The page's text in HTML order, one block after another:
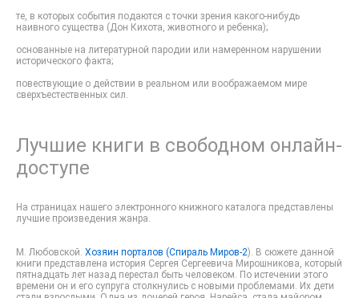
те, в которых события подаются с точки зрения какого-нибудь
наивного существа (Дон Кихота, животного и ребенка);
основанные на литературной пародии или намеренном нарушении
исторического факта;
повествующие о действии в реальном или воображаемом мире
сверхъестественных сил.
Лучшие книги в свободном онлайн-
доступе
На страницах нашего электронного книжного каталога представлены
лучшие произведения жанра.
М. Любовской. Хозяин порталов (Спираль Миров-2). В сюжете данной
книги представлена история Сергея Сергеевича Мирошникова, который
пятнадцать лет назад перестал быть человеком. По истечении этого
времени он и его супруга столкнулись с новыми проблемами. Их дети